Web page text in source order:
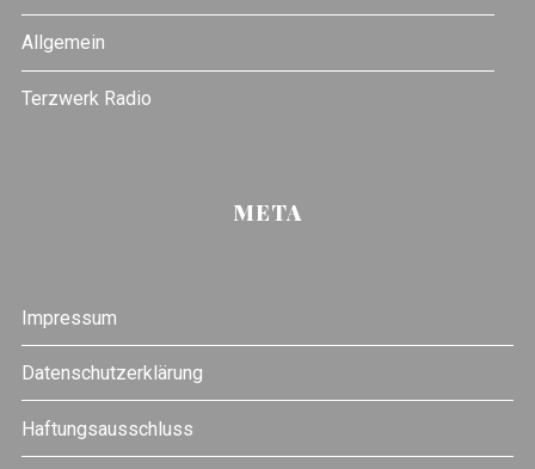
Allgemein
Terzwerk Radio
META
Impressum
Datenschutzerklärung
Haftungsausschluss